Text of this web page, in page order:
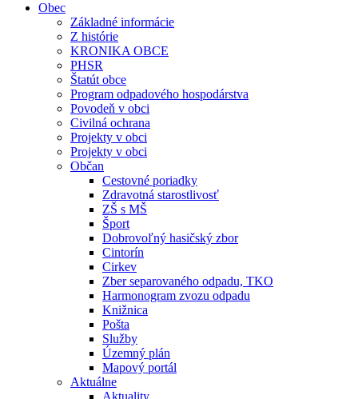
Obec
Základné informácie
Z histórie
KRONIKA OBCE
PHSR
Štatút obce
Program odpadového hospodárstva
Povodeň v obci
Civilná ochrana
Projekty v obci
Projekty v obci
Občan
Cestovné poriadky
Zdravotná starostlivosť
ZŠ s MŠ
Šport
Dobrovoľný hasičský zbor
Cintorín
Cirkev
Zber separovaného odpadu, TKO
Harmonogram zvozu odpadu
Knižnica
Pošta
Služby
Územný plán
Mapový portál
Aktuálne
Aktuality